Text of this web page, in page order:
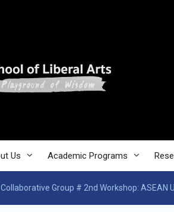
Us Academic Programs
Group # 2nd Workshop: